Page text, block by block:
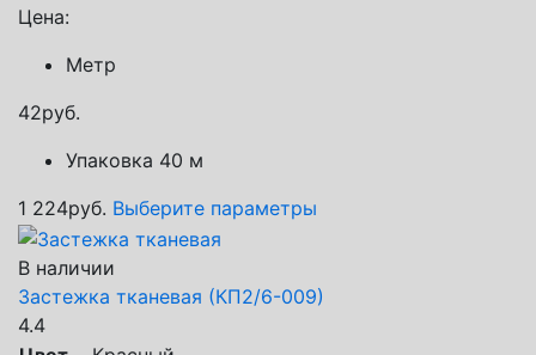
Цена:
Метр
42руб.
Упаковка 40 м
1 224руб. Выберите параметры
В наличии
Застежка тканевая (КП2/6-009)
4.4